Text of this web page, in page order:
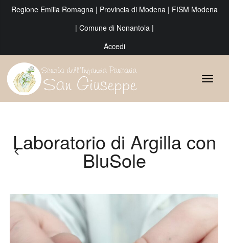
Regione Emilia Romagna | Provincia di Modena | FISM Modena
| Comune di Nonantola |
Accedi
Laboratorio di Argilla con
BluSole